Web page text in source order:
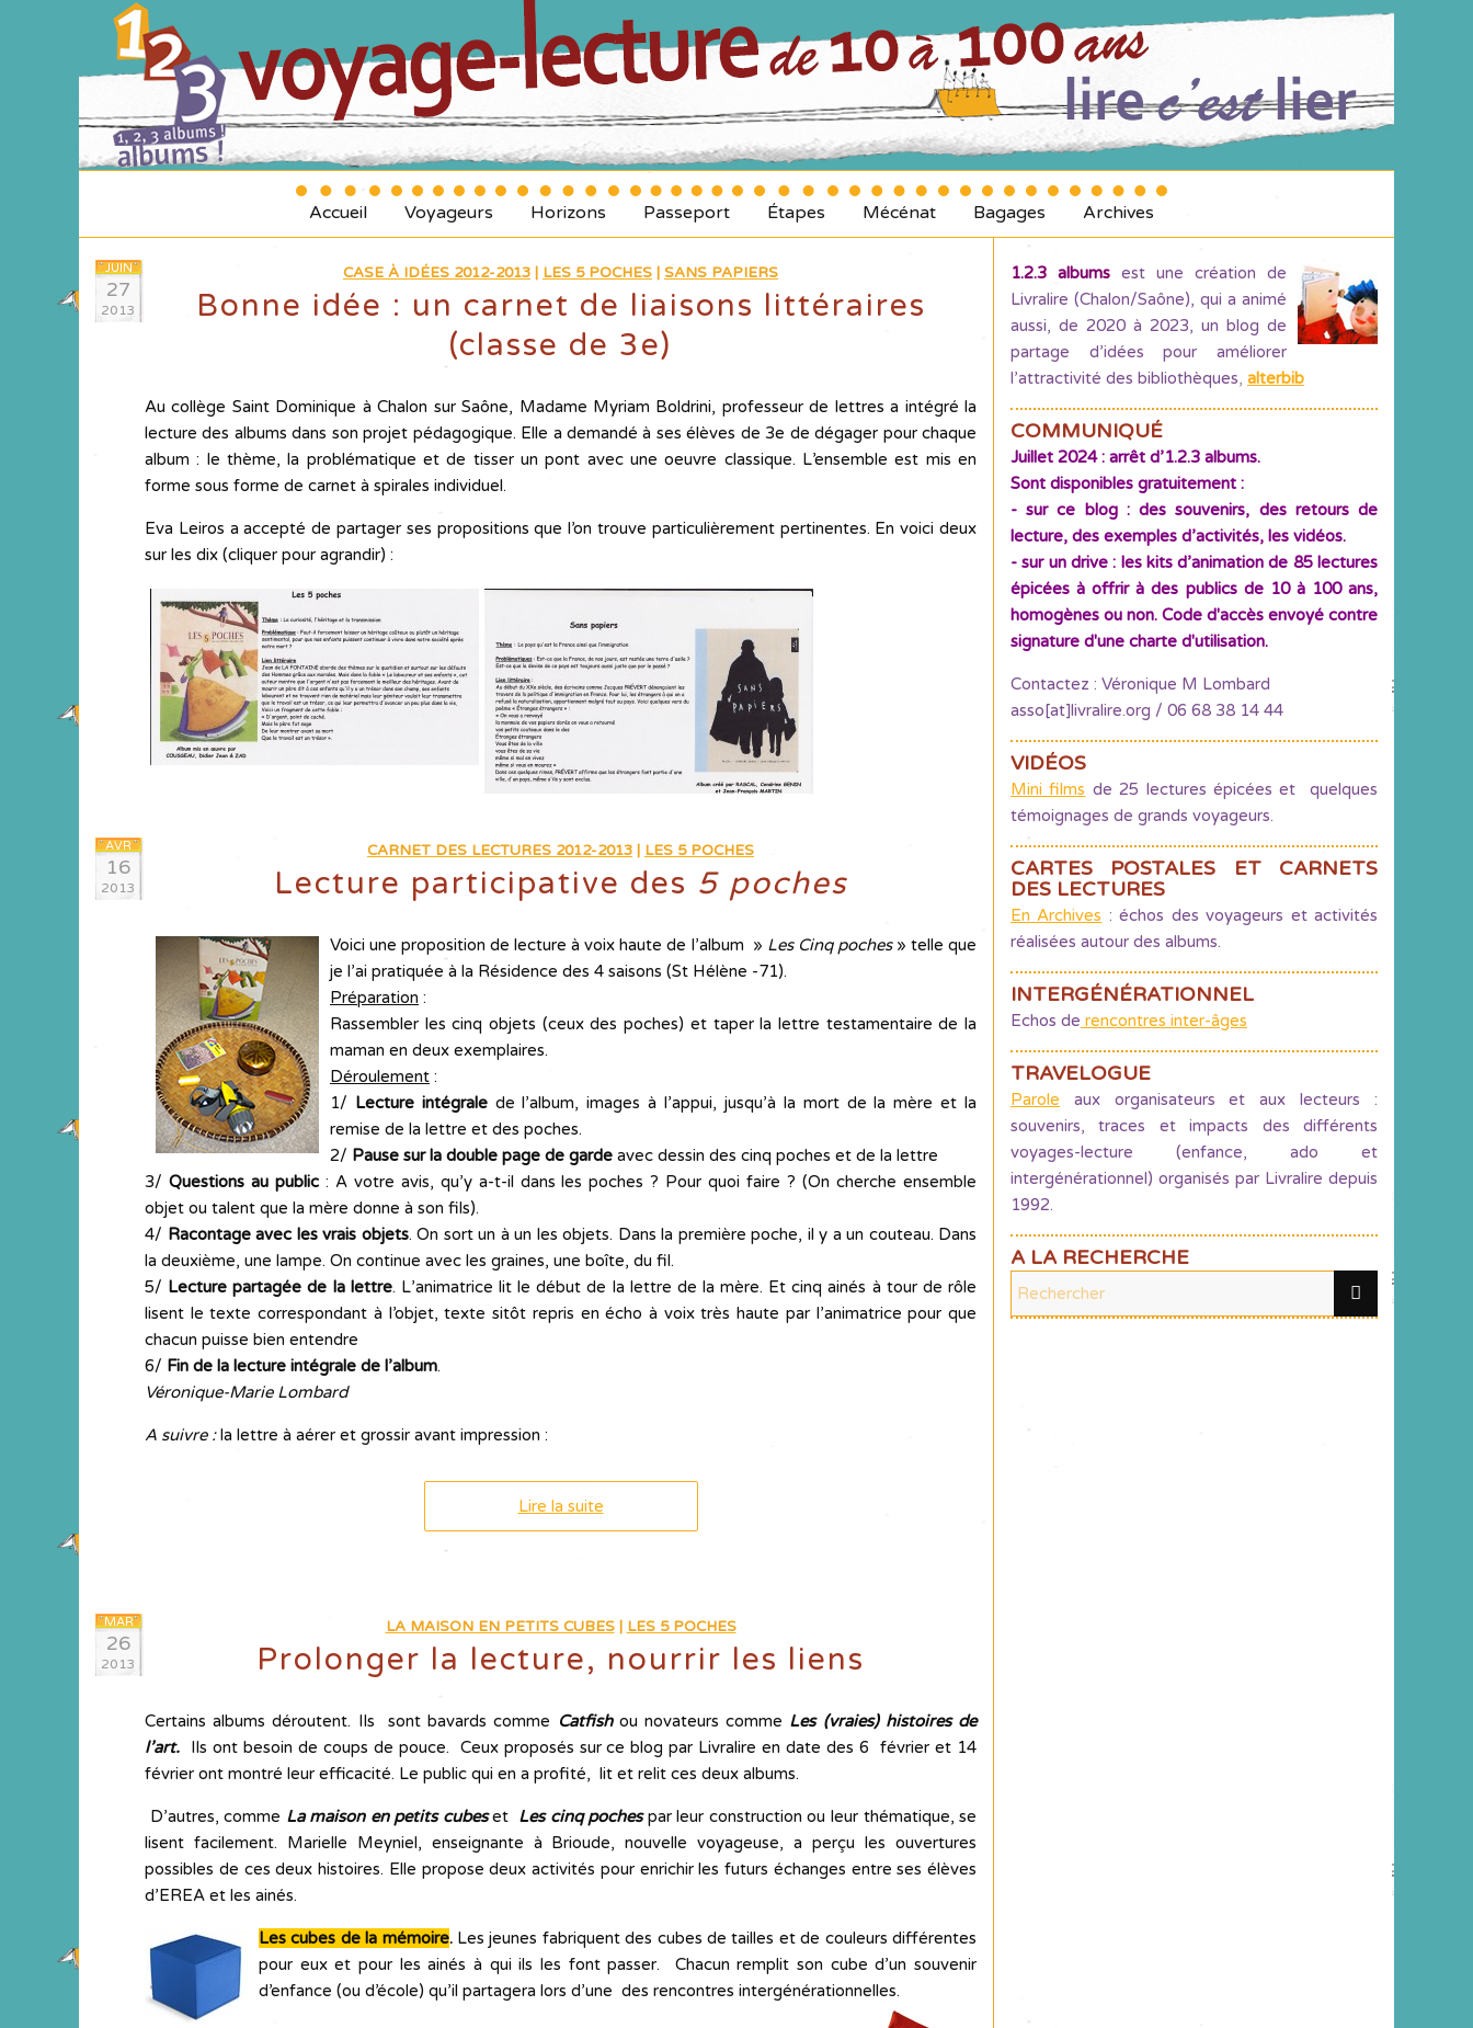
Accueil Voyageurs Horizons Passeport Étapes Mécénat Bagages Archives
JUIN
27
2013
CASE À IDÉES 2012-2013 LES 5 POCHES SANS PAPIERS
Bonne idée : un carnet de liaisons littéraires
(classe de 3e)
Au collège Saint Dominique à Chalon sur Saône, Madame Myriam Boldrini, professeur de lettres a intégré la
lecture des albums dans son projet pédagogique. Elle a demandé à ses élèves de 3e de dégager pour chaque
album : le thème, la problématique et de tisser un pont avec une oeuvre classique. L’ensemble est mis en
forme sous forme de carnet à spirales individuel.
Eva Leiros a accepté de partager ses propositions que l’on trouve particulièrement pertinentes. En voici deux
sur les dix (cliquer pour agrandir) :
AVR
16
2013
CARNET DES LECTURES 2012-2013 LES 5 POCHES
Lecture participative des 5 poches
Voici une proposition de lecture à voix haute de l’album » Les Cinq poches» telle que
je l’ai pratiquée à la Résidence des 4 saisons (St Hélène -71).
Préparation :
Rassembler les cinq objets (ceux des poches) et taper la lettre testamentaire de la
maman en deux exemplaires.
Déroulement :
1/ Lecture intégralede l’album, images à l’appui, jusqu’à la mort de la mère et la
remise de la lettre et des poches.
2/ Pause sur la double page de garde avec dessin des cinq poches et de la lettre
3/ Questions au public: A votre avis, qu’y a-t-il dans les poches ? Pour quoi faire ? (On cherche ensemble
objet ou talent que la mère donne à son fils).
4/ Racontage avec les vrais objets. On sort un à un les objets. Dans la première poche, il y a un couteau. Dans
la deuxième, une lampe. On continue avec les graines, une boîte, du fil.
5/ Lecture partagée de la lettre. L’animatrice lit le début de la lettre de la mère. Et cinq ainés à tour de rôle
lisent le texte correspondant à l’objet, texte sitôt repris en écho à voix très haute par l’animatrice pour que
chacun puisse bien entendre
6/ Fin de la lecture intégrale de l’album.
Véronique-Marie Lombard
A suivre :la lettre à aérer et grossir avant impression :
Lire la suite
MAR
26
2013
LA MAISON EN PETITS CUBES| LES 5 POCHES
Prolonger la lecture, nourrir les liens
Certains albums déroutent. Ils sont bavards comme Catfish ou novateurs comme Les (vraies) histoires de
l’art.
Ils ont besoin de coups de pouce.
Ceux proposés sur ce blog par Livralire en date des 6 février et 14
février ont montré leur efficacité. Le public qui en a profité, lit et relit ces deux albums.
D’autres, comme La maison en petits cubeset Les cinq poches par leur construction ou leur thématique, se
lisent facilement. Marielle Meyniel, enseignante à Brioude, nouvelle voyageuse, a perçu les ouvertures
possibles de ces deux histoires. Elle propose deux activités pour enrichir les futurs échanges entre ses élèves
d’EREA et les ainés.
Les cubes de la mémoire. Les jeunes fabriquent des cubes de tailles et de couleurs différentes
pour eux et pour les ainés à qui ils les font passer. Chacun remplit son cube d’un souvenir
d’enfance (ou d’école) qu’il partagera lors d’une des rencontres intergénérationnelles.
1.2.3 albums est une création de
Livralire (Chalon/Saône), qui a animé
aussi, de 2020 à 2023, un blog de
partage d’idées pour améliorer
l’attractivité des bibliothèques, alterbib
COMMUNIQUÉ
Juillet 2024 : arrêt d’1.2.3 albums.
Sont disponibles gratuitement :
- sur ce blog : des souvenirs, des retours de
lecture, des exemples d’activités, les vidéos.
- sur un drive : les kits d’animation de 85 lectures
épicées à offrir à des publics de 10 à 100 ans,
homogènes ou non. Code d'accès envoyé contre
signature d'une charte d'utilisation.
Contactez : Véronique M Lombard
asso[at]livralire.org / 06 68 38 14 44
VIDÉOS
Mini films de 25 lectures épicées et quelques
témoignages de grands voyageurs.
CARTES POSTALES ET CARNETS
DES LECTURES
En Archives : échos des voyageurs et activités
réalisées autour des albums.
INTERGÉNÉRATIONNEL
Echos de rencontres inter-âges
TRAVELOGUE
Parole aux organisateurs et aux lecteurs :
souvenirs, traces et impacts des différents
voyages-lecture (enfance, ado et
intergénérationnel) organisés par Livralire depuis
1992.
A LA RECHERCHE